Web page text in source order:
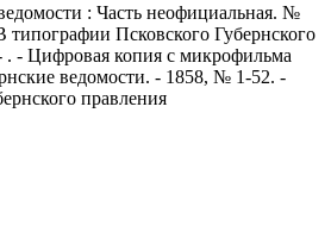
: Часть неофициальная. №
типографии Псковского Губернского
. - Цифровая копия с микрофильма
ведомости. - 1858, № 1-52. -
правления